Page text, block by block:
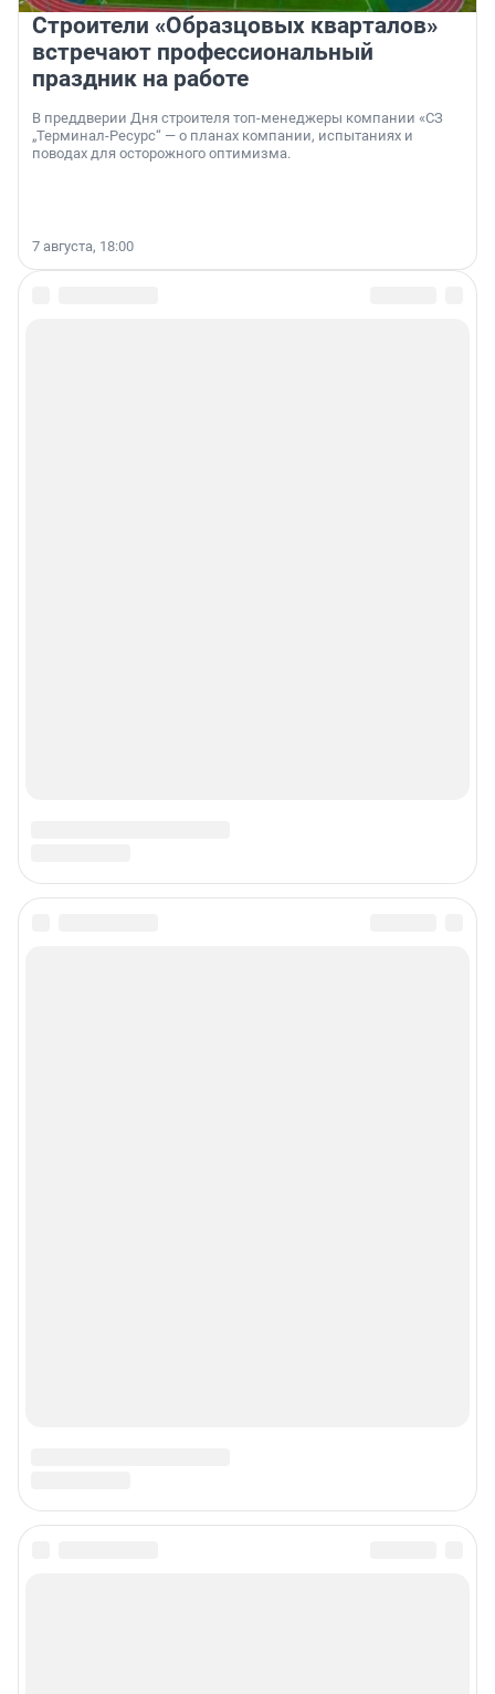
Строители «Образцовых кварталов»
встречают профессиональный
праздник на работе
В преддверии Дня строителя топ-менеджеры компании «СЗ
„Терминал-Ресурс“ — о планах компании, испытаниях и
поводах для осторожного оптимизма.
7 августа, 18:00